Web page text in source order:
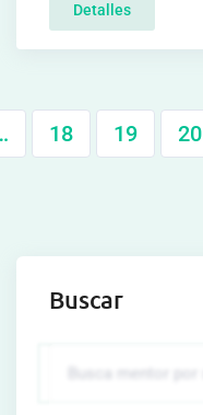
Detalles
18 19 20
Buscar